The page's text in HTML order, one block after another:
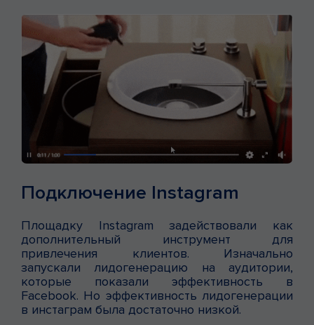
Подключение Instagram
Площадку Instagram задействовали как
дополнительный инструмент для
привлечения клиентов. Изначально
запускали лидогенерацию на аудитории,
которые показали эффективность в
Facebook. Но эффективность лидогенерации
в инстаграм была достаточно низкой.